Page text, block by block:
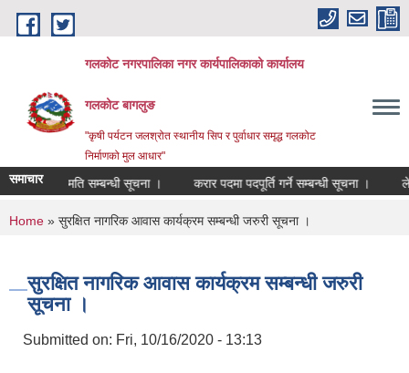
Skip to main content
गलकोट नगरपालिका नगर कार्यपालिकाको कार्यालय
गलकोट बागलुङ
"कृषी पर्यटन जलश्रोत स्थानीय सिप र पुर्वाधार समृद्ध गलकोट
निर्माणको मुल आधार"
समाचार
सरूवा सहमति सम्बन्धी सूचना । करार पदमा पदपूर्ति गर्ने सम्बन्धी सूचना ।
You are here
Home » सुरक्षित नागरिक आवास कार्यक्रम सम्बन्धी जरुरी सूचना ।
सुरक्षित नागरिक आवास कार्यक्रम सम्बन्धी जरुरी
सूचना ।
Submitted on: Fri, 10/16/2020 - 13:13